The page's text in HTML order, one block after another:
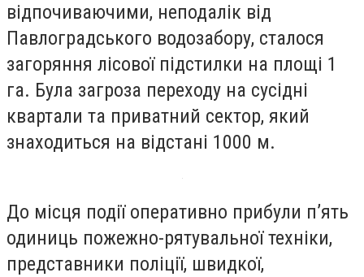
відпочиваючими, неподалік від
Павлоградського водозабору, сталося
загоряння лісової підстилки на площі 1
га. Була загроза переходу на сусідні
квартали та приватний сектор, який
знаходиться на відстані 1000 м.
До місця події оперативно прибули п’ять
одиниць пожежно-рятувальної техніки,
представники поліції, швидкої,